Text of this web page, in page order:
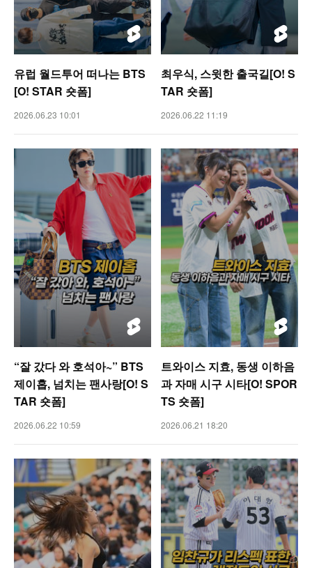
유럽 월드투어 떠나는 BTS
[O! STAR 숏폼]
2026.06.23 10:01
최우식, 스윗한 출국길[O! S
TAR 숏폼]
2026.06.22 11:19
“잘 갔다 와 호석아~” BTS
제이홉, 넘치는 팬사랑[O! S
TAR 숏폼]
2026.06.22 10:59
트와이스 지효, 동생 이하음
과 자매 시구 시타[O! SPOR
TS 숏폼]
2026.06.21 18:20